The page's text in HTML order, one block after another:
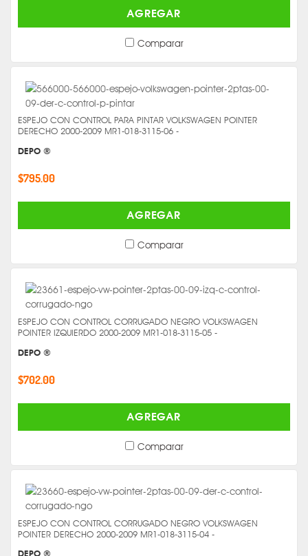
AGREGAR
Comparar
ESPEJO CON CONTROL PARA PINTAR VOLKSWAGEN POINTER
DERECHO 2000-2009 MR1-018-3115-06 -
DEPO ®
$795.00
AGREGAR
Comparar
ESPEJO CON CONTROL CORRUGADO NEGRO VOLKSWAGEN
POINTER IZQUIERDO 2000-2009 MR1-018-3115-05 -
DEPO ®
$702.00
AGREGAR
Comparar
ESPEJO CON CONTROL CORRUGADO NEGRO VOLKSWAGEN
POINTER DERECHO 2000-2009 MR1-018-3115-04 -
DEPO ®